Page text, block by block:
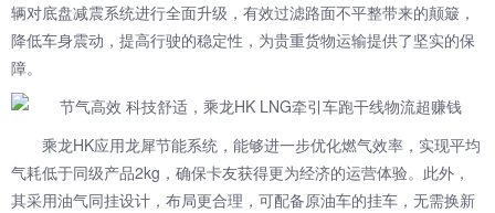
辆对底盘减震系统进行全面升级，有效过滤路面不平整带来的颠簸，
降低车身震动，提高行驶的稳定性，为贵重货物运输提供了坚实的保
障。
乘龙HK应用龙犀节能系统，能够进一步优化燃气效率，实现平均
气耗低于同级产品2kg，确保卡友获得更为经济的运营体验。此外，
其采用油气同挂设计，布局更合理，可配备原油车的挂车，无需换新